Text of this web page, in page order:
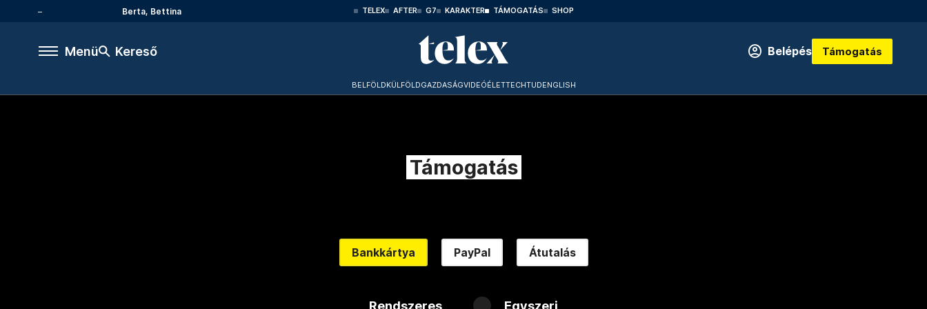
Berta, Bettina TELEX AFTER G7 KARAKTER TÁMOGATÁS SHOP
Menü Kereső Belépés Támogatás
BELFÖLDKÜLFÖLDGAZDASÁGVIDEÓÉLETTECHTUDENGLISH
Támogatás
Bankkártya PayPal Átutalás
Rendszeres Egyszeri